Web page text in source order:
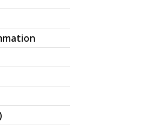
115 ch 2014(
115 ch 210000
115 ch 14000